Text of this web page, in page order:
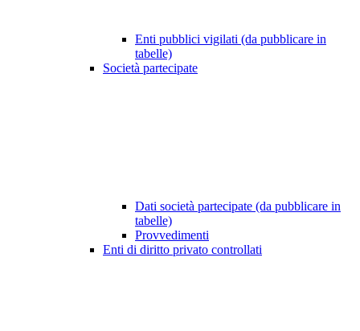
Enti pubblici vigilati (da pubblicare in
tabelle)
Società partecipate
Dati società partecipate (da pubblicare in
tabelle)
Provvedimenti
Enti di diritto privato controllati